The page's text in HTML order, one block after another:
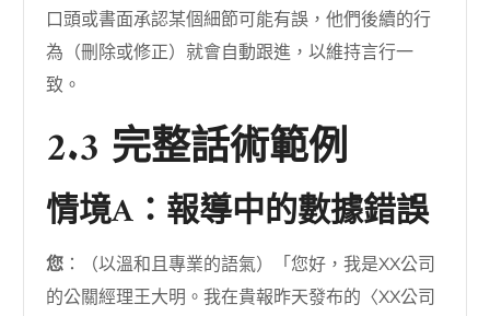
口頭或書面承認某個細節可能有誤，他們後續的行
為（刪除或修正）就會自動跟進，以維持言行一
致。
2.3 完整話術範例
情境A：報導中的數據錯誤
您 ：（以溫和且專業的語氣）「您好，我是XX公司
的公關經理王大明。我在貴報昨天發布的〈XX公司